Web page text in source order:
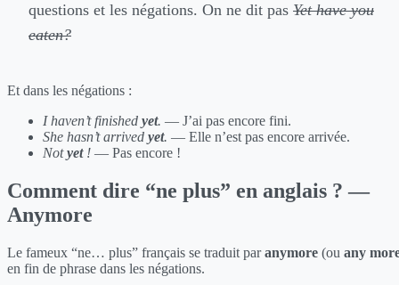
questions et les négations. On ne dit pas Yet have you
eaten?
Et dans les négations :
I haven’t finished yet. — J’ai pas encore fini.
She hasn’t arrived yet. — Elle n’est pas encore arrivée.
Notyet! — Pas encore !
Comment dire “ne plus” en anglais ? —
Anymore
Le fameux “ne… plus” français se traduit paranymore (ou any
en fin de phrase dans les négations.